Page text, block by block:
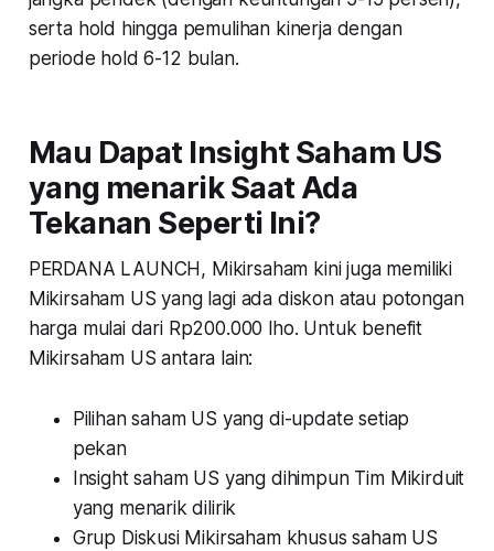
serta hold hingga pemulihan kinerja dengan
periode hold 6-12 bulan.
Mau Dapat Insight Saham US
yang menarik Saat Ada
Tekanan Seperti Ini?
PERDANA LAUNCH, Mikirsaham kini juga memiliki
Mikirsaham US yang lagi ada diskon atau potongan
harga mulai dari Rp200.000 lho. Untuk benefit
Mikirsaham US antara lain:
Pilihan saham US yang di-update setiap
pekan
Insight saham US yang dihimpun Tim Mikirduit
yang menarik dilirik
Grup Diskusi Mikirsaham khusus saham US